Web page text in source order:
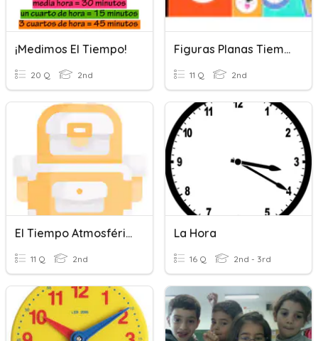
¡Medimos El Tiempo!
20 Q 2nd
Figuras Planas Tiempo Y Dinero
11 Q 2nd
El Tiempo Atmosférico
11 Q 2nd
La Hora
16 Q 2nd - 3rd